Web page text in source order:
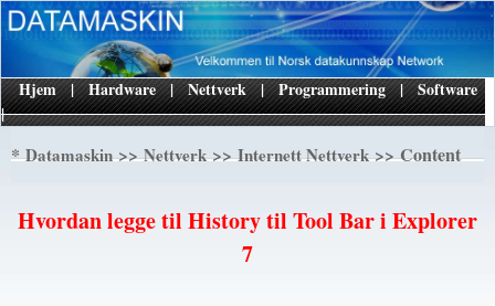
|
Hjem | Hardware | Nettverk | Programmering | Software
*Datamaskin>>Nettverk>>Internett Nettverk>> Content
Hvordan legge til History til Tool Bar i Explorer
7